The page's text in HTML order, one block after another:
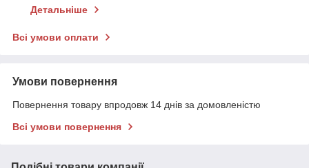
Детальніше
Всі умови оплати
Умови повернення
Повернення товару впродовж 14 днів за домовленістю
Всі умови повернення